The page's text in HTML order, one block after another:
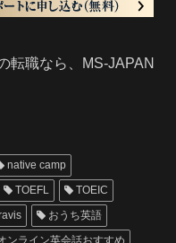
転職なら、MS-JAPAN
native camp
TOEFL
TOEIC
おうち英語
ンライン英会話おすすめ